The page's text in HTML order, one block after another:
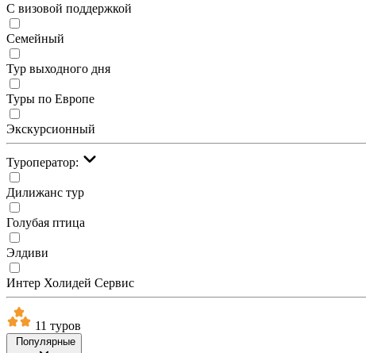
С визовой поддержкой
Семейный
Тур выходного дня
Туры по Европе
Экскурсионный
Туроператор:
Дилижанс тур
Голубая птица
Элдиви
Интер Холидей Сервис
11 туров
Популярные